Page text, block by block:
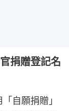
捐贈登記名
自願捐贈」